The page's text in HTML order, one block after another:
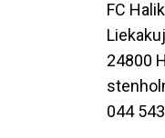
FC
24800
044